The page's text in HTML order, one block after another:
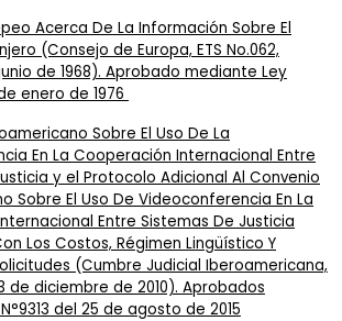
Acerca De La Información Sobre El
(Consejo de Europa, ETS No.062,
de 1968). Aprobado mediante Ley
enero de 1976
Sobre El Uso De La
En La Cooperación Internacional Entre
y el Protocolo Adicional Al Convenio
Sobre El Uso De Videoconferencia En La
Entre Sistemas De Justicia
Los Costos, Régimen Lingüístico Y
(Cumbre Judicial Iberoamericana,
de diciembre de 2010). Aprobados
del 25 de agosto de 2015